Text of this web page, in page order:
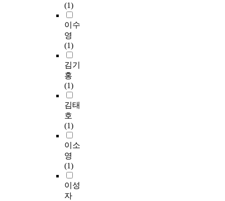
(1)
이수
영
(1)
김기
홍
(1)
김태
호
(1)
이소
영
(1)
이성
자